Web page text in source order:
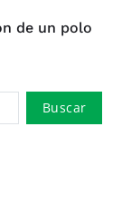
de un polo